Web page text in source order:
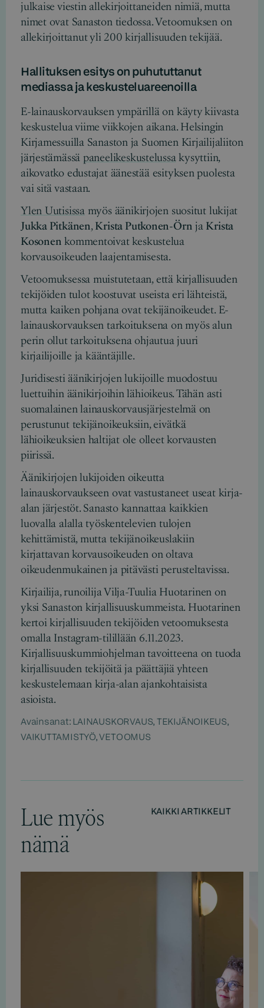
julkaise viestin allekirjoittaneiden nimiä, mutta
nimet ovat Sanaston tiedossa. Vetoomuksen on
allekirjoittanut yli 200 kirjallisuuden tekijää.
Hallituksen esitys on puhututtanut
mediassa ja keskusteluareenoilla
E-lainauskorvauksen ympärillä on käyty kiivasta
keskustelua viime viikkojen aikana. Helsingin
Kirjamessuilla Sanaston ja Suomen Kirjailijaliiton
järjestämässä paneelikeskustelussakysyttiin,
aikovatko edustajat äänestää esityksen puolesta
vai sitä vastaan.
Ylen Uutisissamyös äänikirjojen suositut lukijat
Jukka Pitkänen,Krista Putkonen-Örn ja Krista
Kosonen kommentoivat keskustelua
korvausoikeuden laajentamisesta.
Vetoomuksessa muistutetaan, että kirjallisuuden
tekijöiden tulot koostuvat useista eri lähteistä,
mutta kaiken pohjana ovat tekijänoikeudet. E-
lainauskorvauksen tarkoituksena on myös alun
perin ollut tarkoituksena ohjautua juuri
kirjailijoille ja kääntäjille.
Juridisesti äänikirjojen lukijoille muodostuu
luettuihin äänikirjoihin lähioikeus. Tähän asti
suomalainen lainauskorvausjärjestelmä on
perustunut tekijänoikeuksiin, eivätkä
lähioikeuksien haltijat ole olleet korvausten
piirissä.
Äänikirjojen lukijoiden oikeutta
lainauskorvaukseen ovat vastustaneet useat kirja-
alan järjestöt. Sanasto kannattaa kaikkien
luovalla alalla työskentelevien tulojen
kehittämistä, mutta tekijänoikeuslakiin
kirjattavan korvausoikeuden on oltava
oikeudenmukainen ja pitävästi perusteltavissa.
Kirjailija, runoilija Vilja-Tuulia Huotarinen on
yksi Sanaston kirjallisuuskummeista. Huotarinen
kertoi kirjallisuuden tekijöiden vetoomuksesta
omalla Instagram-tilillään 6.11.2023.
Kirjallisuuskummiohjelman tavoitteena on tuoda
kirjallisuuden tekijöitä ja päättäjiä yhteen
keskustelemaan kirja-alan ajankohtaisista
asioista.
Avainsanat: LAINAUSKORVAUS, TEKIJÄNOIKEUS,
VAIKUTTAMISTYÖ,VETOOMUS
Lue myös
nämä
KAIKKI ARTIKKELIT